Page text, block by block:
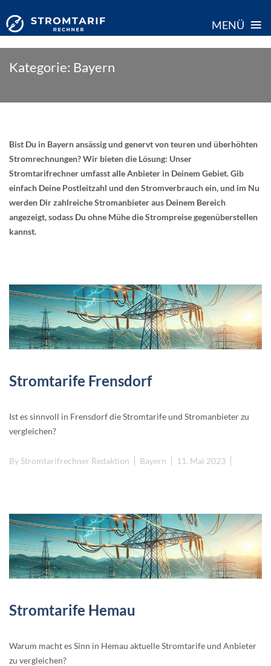
MENÜ ≡
Kategorie: Bayern
Bist Du in Bayern ansässig und genervt von teuren und überhöhten
Stromrechnungen? Wir bieten die Lösung: Unser
Stromtarifrechner umfasst alle Anbieter in Deinem Gebiet. Gib
einfach Deine Postleitzahl und den Stromverbrauch ein, und im Nu
werden Dir zahlreiche Stromanbieter aus Deinem Bereich
angezeigt, sodass Du ohne Mühe die Strompreise gegenüberstellen
kannst.
Stromtarife Frensdorf
Ist es sinnvoll in Frensdorf die Stromtarife und Stromanbieter zu
vergleichen?
By Stromtarifrechner Redaktion Bayern 11. Mai 2023
Stromtarife Hemau
Warum macht es Sinn in Hemau aktuelle Stromtarife und Anbieter
zu vergleichen?